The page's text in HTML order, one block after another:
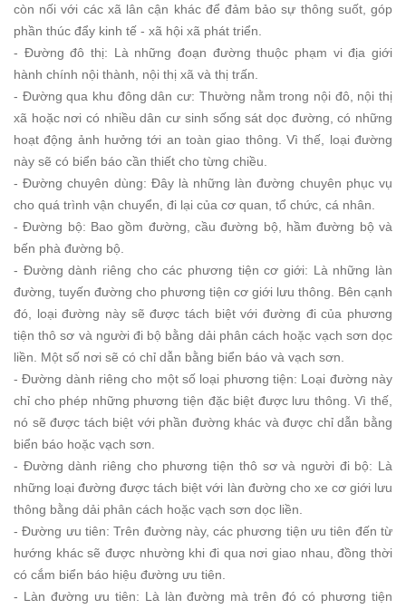
còn nối với các xã lân cận khác để đảm bảo sự thông suốt, góp
phần thúc đẩy kinh tế - xã hội xã phát triển.
- Đường đô thị: Là những đoạn đường thuộc phạm vi địa giới
hành chính nội thành, nội thị xã và thị trấn.
- Đường qua khu đông dân cư: Thường nằm trong nội đô, nội thị
xã hoặc nơi có nhiều dân cư sinh sống sát dọc đường, có những
hoạt động ảnh hưởng tới an toàn giao thông. Vì thế, loại đường
này sẽ có biển báo cần thiết cho từng chiều.
- Đường chuyên dùng: Đây là những làn đường chuyên phục vụ
cho quá trình vận chuyển, đi lại của cơ quan, tổ chức, cá nhân.
- Đường bộ: Bao gồm đường, cầu đường bộ, hầm đường bộ và
bến phà đường bộ.
- Đường dành riêng cho các phương tiện cơ giới: Là những làn
đường, tuyến đường cho phương tiện cơ giới lưu thông. Bên cạnh
đó, loại đường này sẽ được tách biệt với đường đi của phương
tiện thô sơ và người đi bộ bằng dải phân cách hoặc vạch sơn dọc
liền. Một số nơi sẽ có chỉ dẫn bằng biển báo và vạch sơn.
- Đường dành riêng cho một số loại phương tiện: Loại đường này
chỉ cho phép những phương tiện đặc biệt được lưu thông. Vì thế,
nó sẽ được tách biệt với phần đường khác và được chỉ dẫn bằng
biển báo hoặc vạch sơn.
- Đường dành riêng cho phương tiện thô sơ và người đi bộ: Là
những loại đường được tách biệt với làn đường cho xe cơ giới lưu
thông bằng dải phân cách hoặc vạch sơn dọc liền.
- Đường ưu tiên: Trên đường này, các phương tiện ưu tiên đến từ
hướng khác sẽ được nhường khi đi qua nơi giao nhau, đồng thời
có cắm biển báo hiệu đường ưu tiên.
- Làn đường ưu tiên: Là làn đường mà trên đó có phương tiện